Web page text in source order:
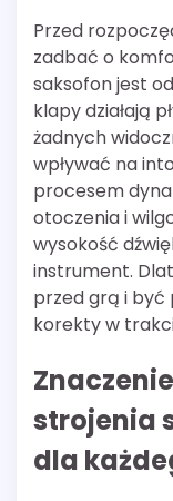
Przed
zadbać o
saksofon jest
klapy działają
żadnych
wpływać na
procesem
otoczenia i
wysokość
instrument.
przed grą i
korekty w
strojenia
dla